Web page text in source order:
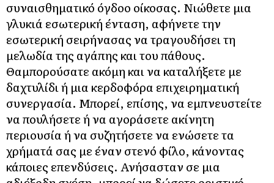
συναισθηματικό όγδοο οίκοσας. Νιώθετε μια
γλυκιά εσωτερική ένταση, αφήνετε την
εσωτερική σειρήνασας να τραγουδήσει τη
μελωδία της αγάπης και του πάθους.
Θαμπορούσατε ακόμη και να καταλήξετε με
δαχτυλίδι ή μια κερδοφόρα επιχειρηματική
συνεργασία. Μπορεί, επίσης, να εμπνευστείτε
να πουλήσετε ή να αγοράσετε ακίνητη
περιουσία ή να συζητήσετε να ενώσετε τα
χρήματά σας με έναν στενό φίλο, κάνοντας
κάποιες επενδύσεις. Ανήσασταν σε μια